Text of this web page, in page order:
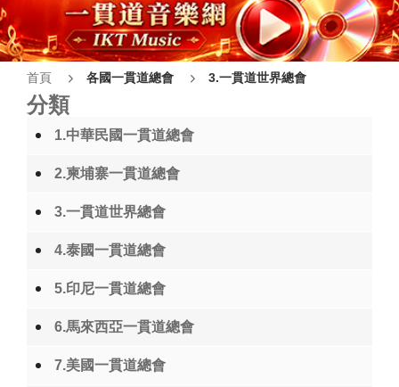
首頁 各國一貫道總會 3.一貫道世界總會
分類
1.中華民國一貫道總會
2.柬埔寨一貫道總會
3.一貫道世界總會
4.泰國一貫道總會
5.印尼一貫道總會
6.馬來西亞一貫道總會
7.美國一貫道總會